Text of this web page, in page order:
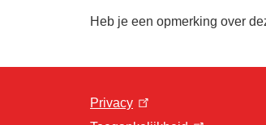
Heb je een opmerking over
Privacy